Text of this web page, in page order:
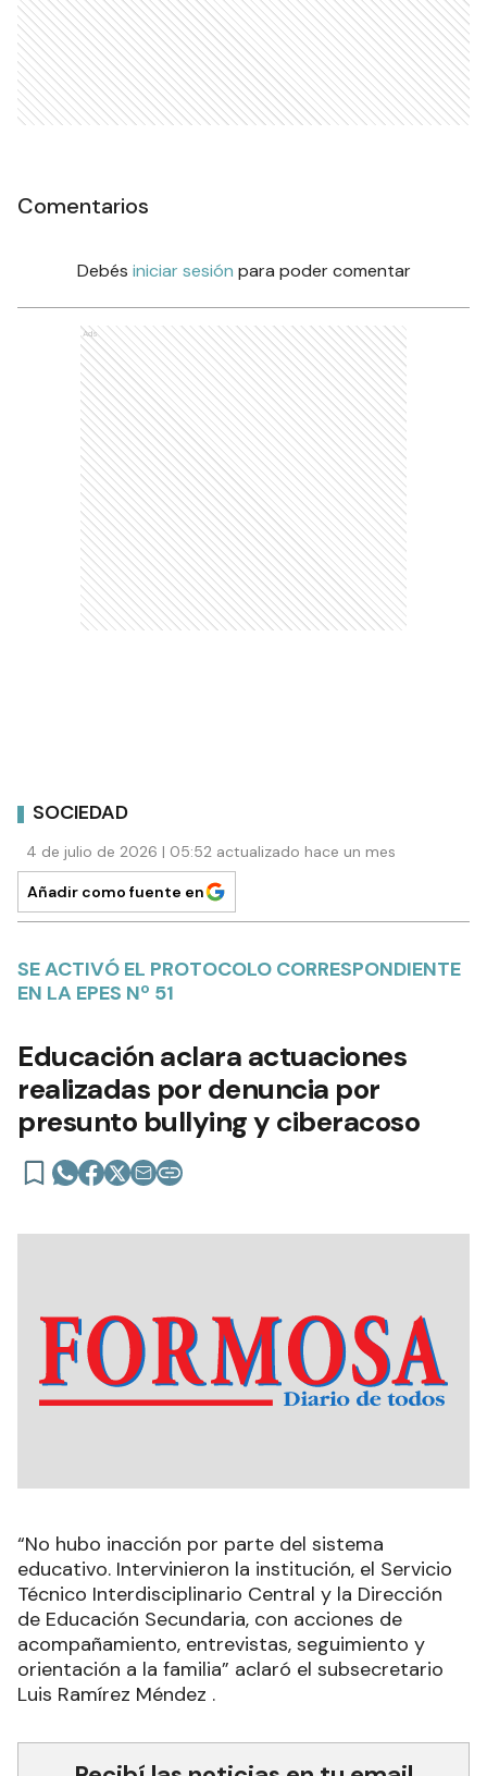
Comentarios
Debés iniciar sesión para poder comentar
Ads
SOCIEDAD
4 de julio de 2026 | 05:52 actualizado hace un mes
Añadir como fuente en
SE ACTIVÓ EL PROTOCOLO CORRESPONDIENTE
EN LA EPES Nº 51
Educación aclara actuaciones
realizadas por denuncia por
presunto bullying y ciberacoso
“No hubo inacción por parte del sistema
educativo. Intervinieron la institución, el Servicio
Técnico Interdisciplinario Central y la Dirección
de Educación Secundaria, con acciones de
acompañamiento, entrevistas, seguimiento y
orientación a la familia” aclaró el subsecretario
Luis Ramírez Méndez .